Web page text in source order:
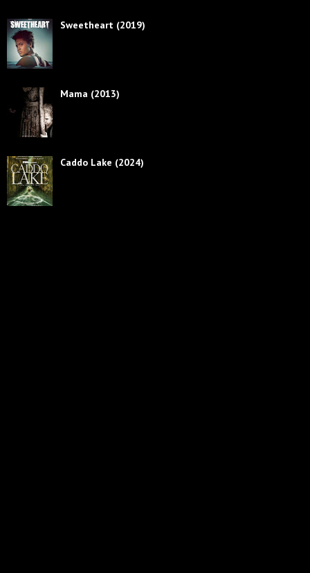
Sweetheart (2019)
Mama (2013)
Caddo Lake (2024)